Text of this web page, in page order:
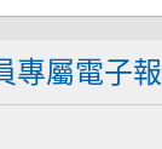
專屬電子報